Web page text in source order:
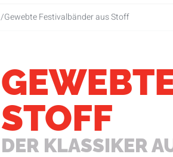
/Gewebte Festivalbänder aus Stoff
STOFF
DER KLASSIKER